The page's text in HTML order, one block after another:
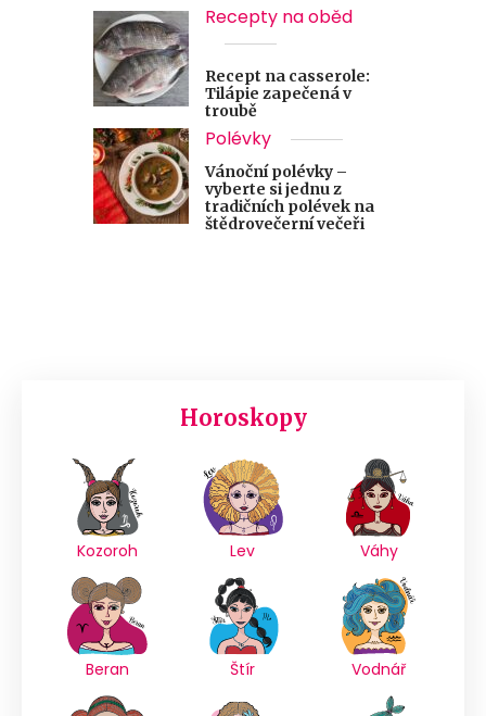
Recepty na oběd
Recept na casserole:
Tilápie zapečená v
troubě
Polévky
Vánoční polévky –
vyberte si jednu z
tradičních polévek na
štědrovečerní večeři
Horoskopy
Kozoroh Lev Váhy
Beran Štír Vodnář